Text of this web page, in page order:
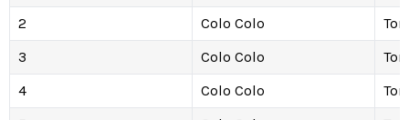
2
Colo Colo
3
Colo Colo
4
Colo Colo